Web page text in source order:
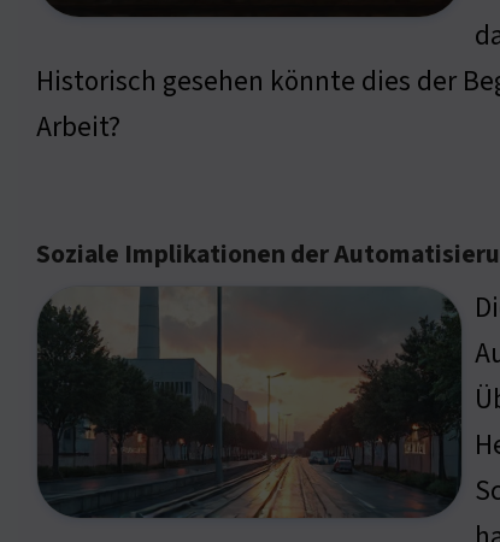
Historisch gesehen könnte dies der
Arbeit?
Soziale Implikationen der